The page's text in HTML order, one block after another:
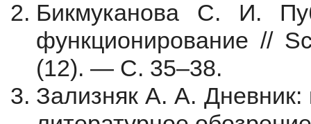
Бикмуканова С. И.
функционирование
(12). — С. 35–38.
Зализняк А. А.